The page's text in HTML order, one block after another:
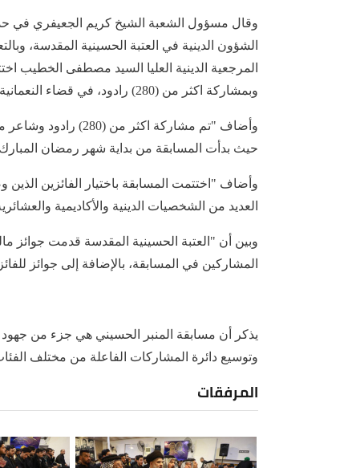
وقال مسؤول الشعبة الشيخ كريم الجعيفري في
الشؤون الدينية في العتبة الحسينية المقدسة،
المرجعية الدينية العليا السيد مصطفى الخطيب
وبمشاركة اكثر من (280) رادود، في قضاء النعمانية بمحافظة واسط".
حيث بدأت المسابقة من بداية شهر رمضان المبارك إلى يوم 24 من
وأضاف "اختتمت المسابقة باختيار الفائزين الذين
العديد من الشخصيات الدينية والأكاديمية
وبين أن "العتبة الحسينية المقدسة قدمت جوائز
المشاركين في المسابقة، بالإضافة إلى جوائز
يذكر أن مسابقة المنبر الحسيني هي جزء من جهود
وتوسيع دائرة المشاركات الفاعلة من مختلف الفئات
المرفقات